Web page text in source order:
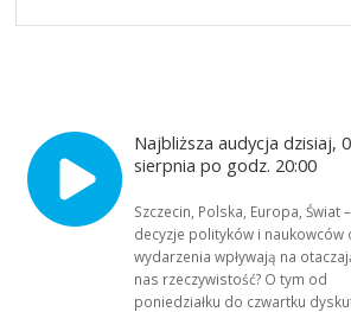
Najbliższa audycja dzisiaj,
sierpnia po godz. 20:00
Szczecin, Polska, Europa, Świat
decyzje polityków i naukowców
wydarzenia wpływają na
nas rzeczywistość? O tym od
poniedziałku do czwartku